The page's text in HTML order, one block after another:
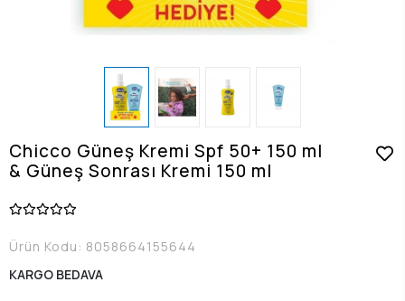
Chicco Güneş Kremi Spf 50+ 150 ml
& Güneş Sonrası Kremi 150 ml
Ürün Kodu: 8058664155644
KARGO BEDAVA